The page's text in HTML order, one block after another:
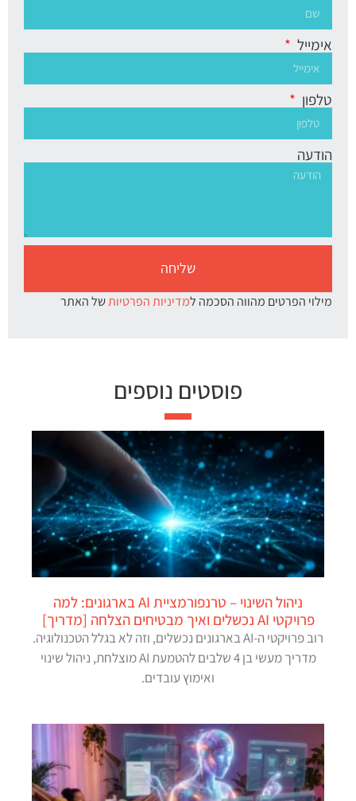
אימייל
טלפון
הודעה
שליחה
מילוי הפרטים מהווה הסכמה למדיניות הפרטיותשל האתר
פוסטים נוספים
ניהול השינוי – טרנפורמציית AI בארגונים: למה
פרויקטי AI נכשלים ואיך מבטיחים הצלחה [מדריך]
רוב פרויקטי ה-AI בארגונים נכשלים, וזה לא בגלל הטכנולוגיה.
מדריך מעשי בן 4 שלבים להטמעת AI מוצלחת, ניהול שינוי
ואימוץ עובדים.